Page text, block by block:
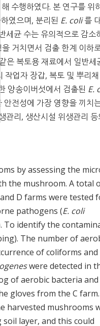
수행하였다. 본 연구를 위
였으며, 분리된 E. coli를
세균 수는 유의적으로 감소
을 거치면서 검출 한계 이하
은 복토용 재료에서 일반세
업자 장갑, 복토 및 뿌리
양송이버섯에서 검출된 E.
안전성에 가장 영향을 끼치
관리, 생산시설 위생관리
by assessing the
the mushroom. A total
D farms were tested
pathogens (E. coli
To identify the
The number of
of coliforms and
were detected in
of aerobic bacteria and
gloves from the C farm.
harvested mushrooms
layer, and this could